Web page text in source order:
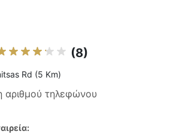
(8)
Rd (5 Km)
αριθμού τηλεφώνου